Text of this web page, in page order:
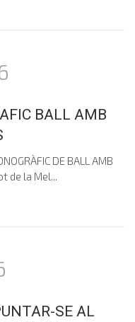
BALL AMB
DE BALL AMB
de la Mel...
SE AL